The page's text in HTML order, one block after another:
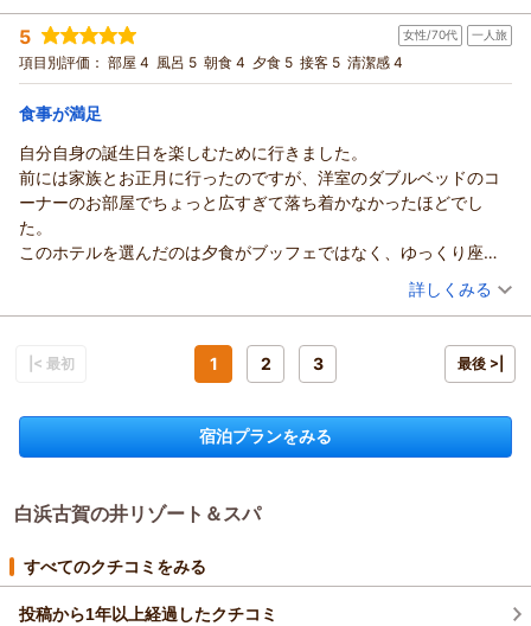
せ。
スタッフ一同、心よりお待ち申し上げております。
白浜古賀の井リゾート＆スパ
宮本
ご夕食のバイキングでは、出来立てのお料理など存分にお楽し
みいただけたとのこと、大変嬉しく拝読いたしました。
さらに「次回はお孫様もご一緒に」とのお言葉をいただき、光
栄に存じます。
当館では、お子様から大人の方まで皆様にお楽しみいただける
で、ご家族皆様で思い出に残るひとときをお過ごしいただけま
したら幸いでございます。
また皆様にお会いできます日を、スタッフ一同心よりお待ち申
し上げております。
白浜古賀の井リゾート＆スパ
（返信日：2026/07/22）
投稿者： いっちゃんさん(男性/70代)
宿泊プラン： ＜日本料理＞50代以上の方に大人気★少量美食会席で白浜の幸
を堪能する食体験
ツイン 朝・夕
宿泊価格帯： 22,001～23,000円(大人一人あたり/税込)
いっちゃん様
このたびは白浜古賀の井リゾート＆スパにご宿泊いただき、ま
たご感想をお寄せいただきまして、誠にありがとうございま
す。
お部屋からの景色をお楽しみいただき、「絶景」とのお言葉を
また、ご夕食の少量美食会席につきましても、夏の味覚である
ただけたとのこと、料理長をはじめ調理スタッフにとりまして
何よりの励みでございます。
お客様のお言葉を励みに、これからも心を込めたおもてなし
と、四季折々の味覚をお楽しみいただけるお料理をご提供でき
るよう努めてまいります。
りくださいませ。
白浜古賀の井リゾート＆スパ
宮本
5 女性/70代 一人旅
項目別評価： 部屋 4 風呂 5 朝食 4 夕食 5 接客 5 清潔感 4
食事が満足
自分自身の誕生日を楽しむために行きました。
前には家族とお正月に行ったのですが、洋室のダブルベッドのコ
ーナーのお部屋でちょっと広すぎて落ち着かなかったほどでし
た。
このホテルを選んだのは夕食がブッフェではなく、ゆっくり座っ
レストランの従業員の女性もきめ細やかにサービスをしてくださ
もちろんお食事はどれも見た目も味も趣向もすべてに満足しまし
た。
ています。
（投稿日：2026/07/18）
宿泊時期： 2026年06月宿泊 (一人旅)
宿泊プラン：
◆＜日本料理（和食）＞【一人旅応援】自分へのご褒美に♪ひ
朝・夕
白浜古賀の井リゾート＆スパからの返信
このたびはお誕生日という大切なご旅行に、白浜古賀の井リゾ
また、ご丁寧なご感想をお寄せいただきましたこと、心より御
礼申し上げます。
今回はご自身のお誕生日をゆっくりとお過ごしいただくために
詳しくみる
|< 最初 1 2 3 最後 >|
宿泊プランをみる
白浜古賀の井リゾート＆スパ
すべてのクチコミをみる
投稿から1年以上経過したクチコミ